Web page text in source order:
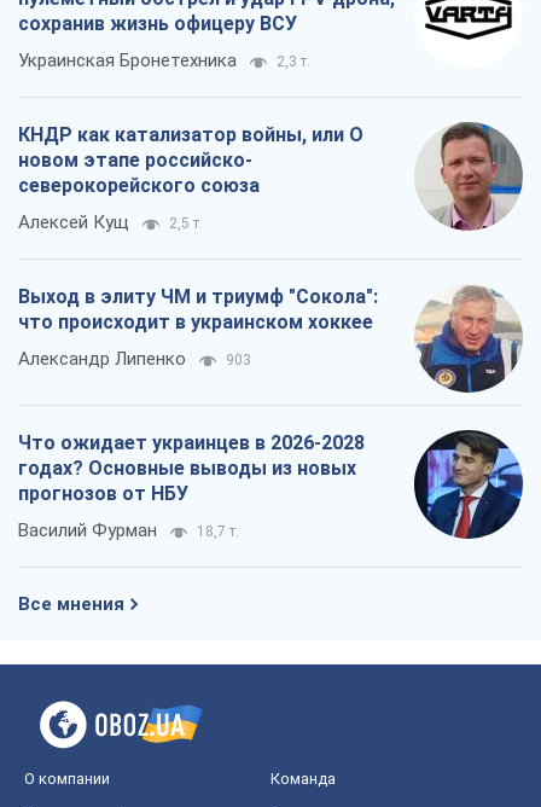
сохранив жизнь офицеру ВСУ
Украинская Бронетехника 2,3 т.
КНДР как катализатор войны, или О
новом этапе российско-
северокорейского союза
Алексей Кущ 2,5 т.
Выход в элиту ЧМ и триумф "Сокола":
что происходит в украинском хоккее
Александр Липенко 903
Что ожидает украинцев в 2026-2028
годах? Основные выводы из новых
прогнозов от НБУ
Василий Фурман 18,7 т.
Все мнения
О компании Команда